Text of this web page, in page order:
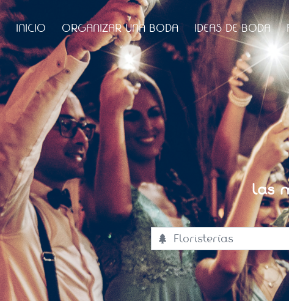
INICIO ORGANIZAR UNA BODA IDEAS DE BODA
Las
Floristerías